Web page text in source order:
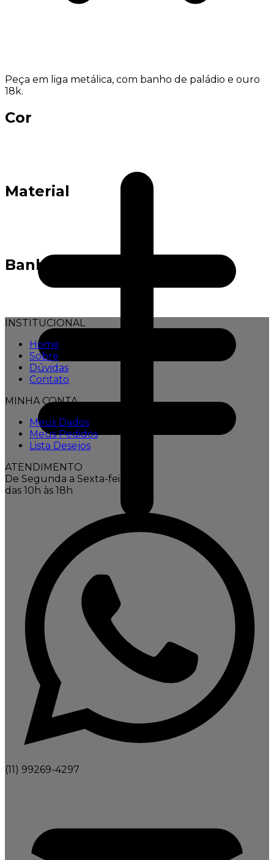
Peça em liga metálica, com banho de paládio e ouro
18k.
Cor
Material
Banho
INSTITUCIONAL
Home
Sobre
Dúvidas
Contato
MINHA CONTA
Meus Dados
Meus Pedidos
Lista Desejos
ATENDIMENTO
De Segunda a Sexta-feira,
das 10h às 18h
(11) 99269-4297